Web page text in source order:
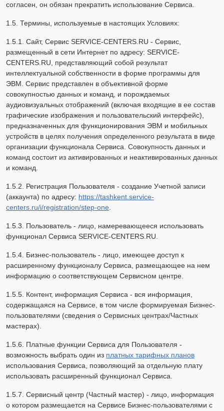
согласен, он обязан прекратить использование Сервиса.
1.5. Термины, используемые в настоящих Условиях:
1.5.1. Сайт, Сервис SERVICE-CENTERS.RU - Сервис,
размещенный в сети Интернет по адресу: SERVICE-
CENTERS.RU, представляющий собой результат
интеллектуальной собственности в форме программы для
ЭВМ. Сервис представлен в объективной форме
совокупностью данных и команд, и порождаемых
аудиовизуальных отображений (включая входящие в ее состав
графические изображения и пользовательский интерфейс),
предназначенных для функционирования ЭВМ и мобильных
устройств в целях получения определенного результата в виде
организации функционала Сервиса. Совокупность данных и
команд состоит из активированных и неактивированных данных
и команд.
1.5.2. Регистрация Пользователя - создание Учетной записи
(аккаунта) по адресу: https://tashkent.service-
centers.ru/i/registration/step-one
1.5.3. Пользователь - лицо, намеревающееся использовать
функционал Сервиса SERVICE-CENTERS.RU.
1.5.4. Бизнес-пользователь - лицо, имеющее доступ к
расширенному функционалу Сервиса, размещающее на нем
информацию о соответствующем Сервисном центре.
1.5.5. Контент, информация Сервиса - вся информация,
содержащаяся на Сервисе, в том числе формируемая Бизнес-
пользователями (сведения о Сервисных центрах/Частных
мастерах).
1.5.6. Платные функции Сервиса для Пользователя -
возможность выбрать один из платных тарифных планов
использования Сервиса, позволяющий за отдельную плату
использовать расширенный функционал Сервиса.
1.5.7. Сервисный центр (Частный мастер) - лицо, информация
о котором размещается на Сервисе Бизнес-пользователями с